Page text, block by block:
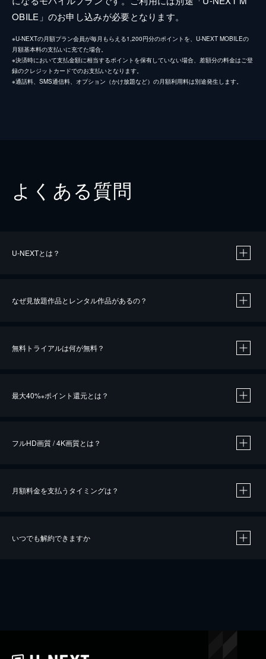
OBILE」のお申し込みが必要となります。
※U-NEXTの月額プラン会員が毎月もらえる1,200円分のポイントを、U-NEXT MOBILEの
月額基本料の支払いに充てた場合。
※決済時において支払金額に相当するポイントを保有していない場合、差額分の料金はご登
録のクレジットカードでのお支払いとなります。
※通話料、SMS通信料、オプション（かけ放題など）の月額利用料は別途発生します。
よくある質問
U-NEXTとは？
なぜ見放題作品とレンタル作品があるの？
無料トライアルは何が無料？
最大40%※ポイント還元とは？
※40％ポイント還元の対象は、クレジットカード決済による作品の購入 / レンタルです。
iOSアプリのUコイン決済による作品の購入 / レンタルは、20％のポイント還元です。
フルHD画質 / 4K画質とは？
月額料金を支払うタイミングは？
いつでも解約できますか